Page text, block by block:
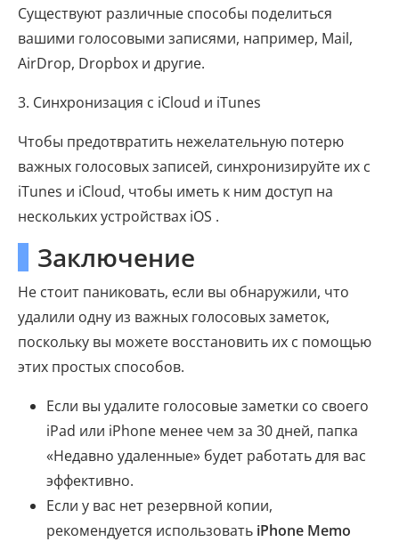
Существуют различные способы поделиться
вашими голосовыми записями, например, Mail,
AirDrop, Dropbox и другие.
3. Синхронизация с iCloud и iTunes
Чтобы предотвратить нежелательную потерю
важных голосовых записей, синхронизируйте их с
iTunes и iCloud, чтобы иметь к ним доступ на
нескольких устройствах iOS .
Заключение
Не стоит паниковать, если вы обнаружили, что
удалили одну из важных голосовых заметок,
поскольку вы можете восстановить их с помощью
этих простых способов.
Если вы удалите голосовые заметки со своего
iPad или iPhone менее чем за 30 дней, папка
«Недавно удаленные» будет работать для вас
эффективно.
Если у вас нет резервной копии,
рекомендуется использовать iPhone Memo